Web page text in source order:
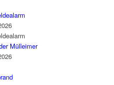
Mülleimer